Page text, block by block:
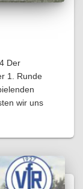
Der
1. Runde
wir uns